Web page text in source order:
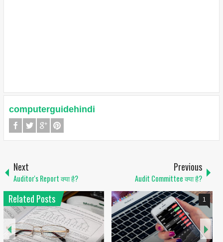
computerguidehindi
Next
Auditor's Report क्या है?
Previous
Audit Committee क्या है?
Related Posts 1